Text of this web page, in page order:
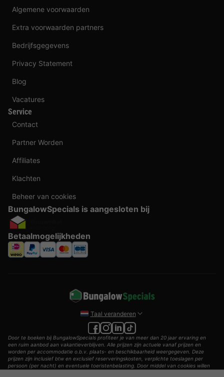
Algemene voorwaarden
Extra voorwaarden partners
Bedrijfsgegevens
Privacy Statement
Blog
Vacatures
Service
Contact
Partner Worden
Affiliates
Klachten
Beheer van cookies
BungalowSpecials is aangesloten bij
Betaalmogelijkheden
Taal veranderen
Door te boeken bij BungalowSpecials profiteer je van meer dan 20 jaar ervaring en
een ruim aanbod aan vakantieverblijven. Alle prijzen zijn actuele vanaf prijzen en
worden per accommodatie o.b.v. plaats- en beschikbaarheid weergegeven. Deze
prijzen zijn inclusief btw en exclusief reserveringskosten, verplichte toeslagen per
persoon (per nacht) en eventuele toeristenbelasting. Door middel van cookies willen